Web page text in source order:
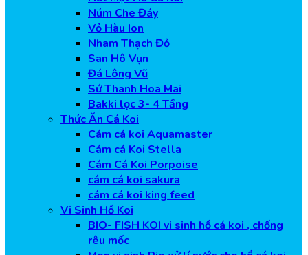
Núm Che Đáy
Vỏ Hàu Ion
Nham Thạch Đỏ
San Hô Vụn
Đá Lông Vũ
Sứ Thanh Hoa Mai
Bakki lọc 3- 4 Tầng
Thức Ăn Cá Koi
Cám cá koi Aquamaster
Cám cá Koi Stella
Cám Cá Koi Porpoise
cám cá koi sakura
cám cá koi king feed
Vi Sinh Hồ Koi
BIO- FISH KOI vi sinh hồ cá koi , chống
rêu mốc